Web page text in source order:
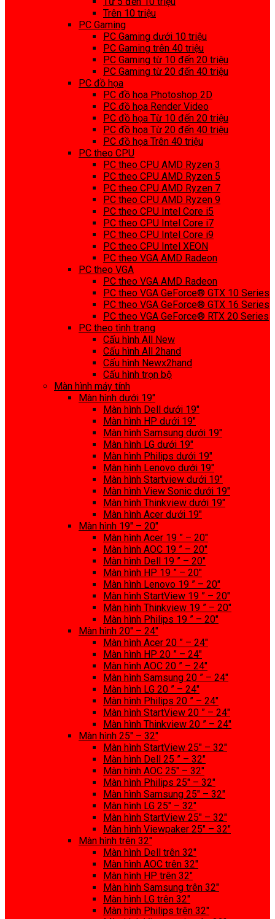
Trên 10 triệu
PC Gaming
PC Gaming dưới 10 triệu
PC Gaming trên 40 triệu
PC Gaming từ 10 đến 20 triệu
PC Gaming từ 20 đến 40 triệu
PC đồ họa
PC đồ họa Photoshop 2D
PC đồ họa Render Video
PC đồ họa Từ 10 đến 20 triệu
PC đồ họa Từ 20 đến 40 triệu
PC đồ họa Trên 40 triệu
PC theo CPU
PC theo CPU AMD Ryzen 3
PC theo CPU AMD Ryzen 5
PC theo CPU AMD Ryzen 7
PC theo CPU AMD Ryzen 9
PC theo CPU Intel Core i5
PC theo CPU Intel Core i7
PC theo CPU Intel Core i9
PC theo CPU Intel XEON
PC theo VGA AMD Radeon
PC theo VGA
PC theo VGA AMD Radeon
PC theo VGA GeForce® GTX 10 Series
PC theo VGA GeForce® GTX 16 Series
PC theo VGA GeForce® RTX 20 Series
PC theo tình trạng
Cấu hình All New
Cấu hình All 2hand
Cấu hình Newx2hand
Cấu hình trọn bộ
Màn hình máy tính
Màn hình dưới 19″
Màn hình Dell dưới 19″
Màn hình HP dưới 19″
Màn hình Samsung dưới 19″
Màn hình LG dưới 19″
Màn hình Philips dưới 19″
Màn hình Lenovo dưới 19″
Màn hình Startview dưới 19″
Màn hình View Sonic dưới 19″
Màn hình Thinkview dưới 19″
Màn hình Acer dưới 19″
Màn hình 19″ – 20″
Màn hình Acer 19 ” – 20″
Màn hình AOC 19 ” – 20″
Màn hình Dell 19 ” – 20″
Màn hình HP 19 ” – 20″
Màn hình Lenovo 19 ” – 20″
Màn hình StartView 19 ” – 20″
Màn hình Thinkview 19 ” – 20″
Màn hình Philips 19 ” – 20″
Màn hình 20″ – 24″
Màn hình Acer 20 ” – 24″
Màn hình HP 20 ” – 24″
Màn hình AOC 20 ” – 24″
Màn hình Samsung 20 ” – 24″
Màn hình LG 20 ” – 24″
Màn hình Philips 20 ” – 24″
Màn hình StartView 20 ” – 24″
Màn hình Thinkview 20 ” – 24″
Màn hình 25″ – 32″
Màn hình StartView 25″ – 32″
Màn hình Dell 25 ” – 32″
Màn hình AOC 25″ – 32″
Màn hình Philips 25″ – 32″
Màn hình Samsung 25″ – 32″
Màn hình LG 25″ – 32″
Màn hình StartView 25″ – 32″
Màn hình Viewpaker 25″ – 32″
Màn hình trên 32″
Màn hình Dell trên 32″
Màn hình AOC trên 32″
Màn hình HP trên 32″
Màn hình Samsung trên 32″
Màn hình LG trên 32″
Màn hình Philips trên 32″